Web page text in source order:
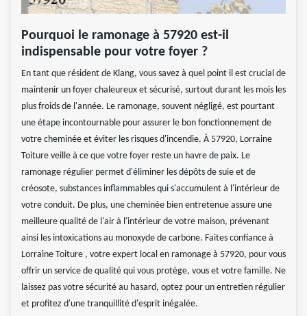
Pourquoi le ramonage à 57920 est-il
indispensable pour votre foyer ?
En tant que résident de Klang, vous savez à quel point il est crucial de
maintenir un foyer chaleureux et sécurisé, surtout durant les mois les
plus froids de l'année. Le ramonage, souvent négligé, est pourtant
une étape incontournable pour assurer le bon fonctionnement de
votre cheminée et éviter les risques d'incendie. À 57920, Lorraine
Toiture veille à ce que votre foyer reste un havre de paix. Le
ramonage régulier permet d'éliminer les dépôts de suie et de
créosote, substances inflammables qui s'accumulent à l'intérieur de
votre conduit. De plus, une cheminée bien entretenue assure une
meilleure qualité de l'air à l'intérieur de votre maison, prévenant
ainsi les intoxications au monoxyde de carbone. Faites confiance à
Lorraine Toiture , votre expert local en ramonage à 57920, pour vous
offrir un service de qualité qui vous protège, vous et votre famille. Ne
laissez pas votre sécurité au hasard, optez pour un entretien régulier
et profitez d'une tranquillité d'esprit inégalée.